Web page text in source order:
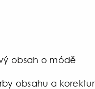
obsah o módě
obsahu a korektur